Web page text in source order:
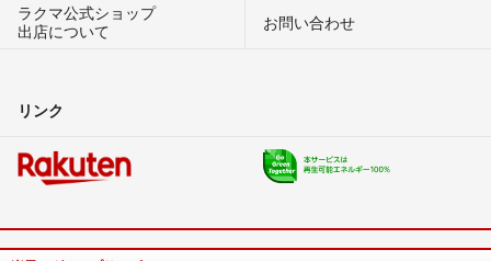
ラクマ公式ショップ
出店について
お問い合わせ
リンク